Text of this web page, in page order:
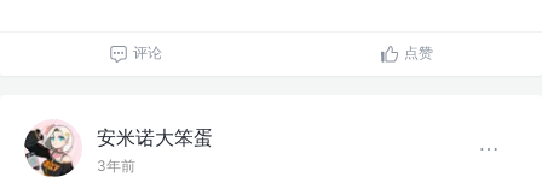
评论 点赞
安米诺大笨蛋
3年前